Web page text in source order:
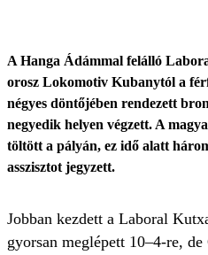
A Hanga Ádámmal felálló
orosz Lokomotiv Kubanytól a
négyes döntőjében rendezett
negyedik helyen végzett. A
töltött a pályán, ez idő alatt
asszisztot jegyzett.
Jobban kezdett a Laboral
gyorsan meglépett 10–4-re,